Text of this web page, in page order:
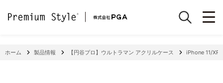
ホーム 製品情報 【円谷プロ】ウルトラマン アクリルケース iPhone 11/XR